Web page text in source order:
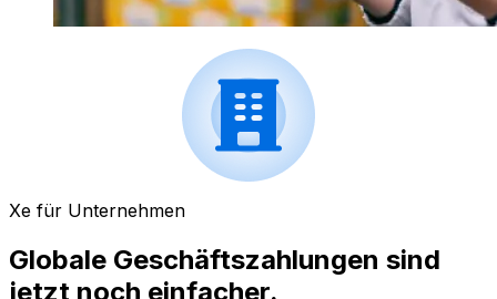
Xe für Unternehmen
Globale Geschäftszahlungen sind
jetzt noch einfacher.